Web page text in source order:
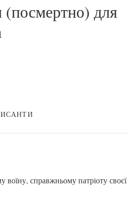
(посмертно) для
справжньому патріоту своєї